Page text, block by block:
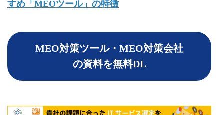
すめ「MEOツール」の特徴
MEO対策ツール・MEO対策会社
の資料を無料DL